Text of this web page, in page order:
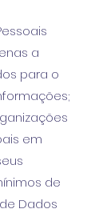
a
para o
em
de
Dados